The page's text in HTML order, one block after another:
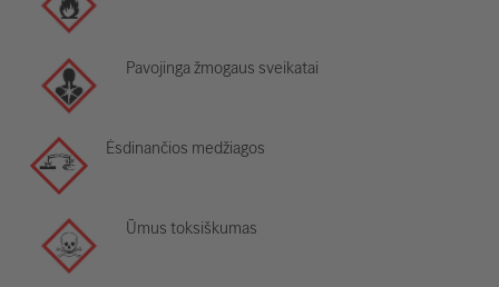
Pavojinga žmogaus sveikatai
Ėsdinančios medžiagos
Ūmus toksiškumas